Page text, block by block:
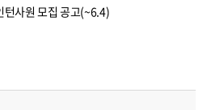
사원 모집 공고(~6.4)